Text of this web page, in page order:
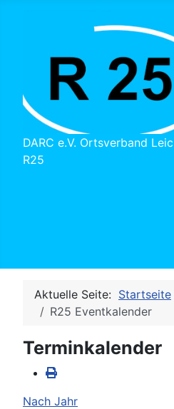
DARC e.V. Ortsverband
R25
Aktuelle Seite: Startseite
R25 Eventkalender
Terminkalender
Nach Jahr